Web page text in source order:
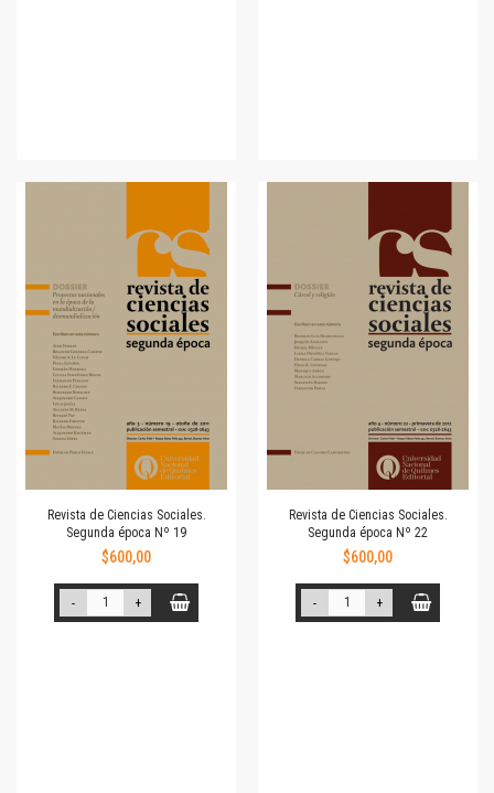
Revista de Ciencias Sociales.
Segunda época Nº 19
$600,00
- +
Revista de Ciencias Sociales.
Segunda época Nº 22
$600,00
- +